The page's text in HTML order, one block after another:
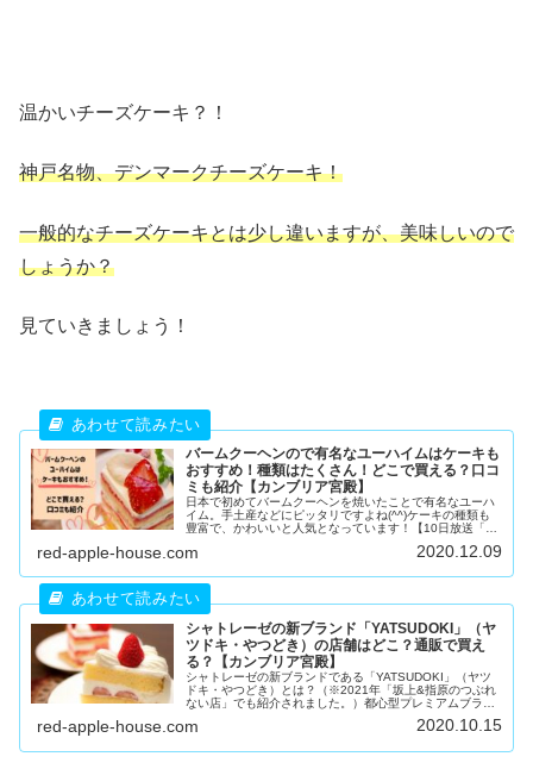
温かいチーズケーキ？！
神戸名物、デンマークチーズケーキ！
一般的なチーズケーキとは少し違いますが、美味しいので
しょうか？
見ていきましょう！
バームクーヘンので有名なユーハイムはケーキも
おすすめ！種類はたくさん！どこで買える？口コ
ミも紹介【カンブリア宮殿】
日本で初めてバームクーヘンを焼いたことで有名なユーハ
イム。手土産などにピッタリですよね(^^)ケーキの種類も
豊富で、かわいいと人気となっています！【10日放送「#
戦火や震災乗り越えド...
red-apple-house.com 2020.12.09
シャトレーゼの新ブランド「YATSUDOKI」（ヤ
ツドキ・やつどき）の店舗はどこ？通販で買え
る？【カンブリア宮殿】
シャトレーゼの新ブランドである「YATSUDOKI」（ヤツ
ドキ・やつどき）とは？（※2021年「坂上&指原のつぶれ
ない店」でも紹介されました。）都心型プレミアムブラン
オフィス用にピッタリ！...
red-apple-house.com 2020.10.15